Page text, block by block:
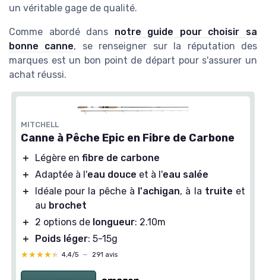
un véritable gage de qualité.
Comme abordé dans notre guide pour choisir sa
bonne canne, se renseigner sur la réputation des
marques est un bon point de départ pour s'assurer un
achat réussi.
MITCHELL
Canne à Pêche Epic en Fibre de Carbone
＋ Légère en fibre de carbone
＋ Adaptée à l'eau douce et à l'eau salée
＋
Idéale pour la pêche à l'achigan, à la truite et
au brochet
＋
2 options de longueur: 2.10m
＋
Poids léger: 5-15g
★★★★★
★★★★★ 4,4/5 — 291 avis